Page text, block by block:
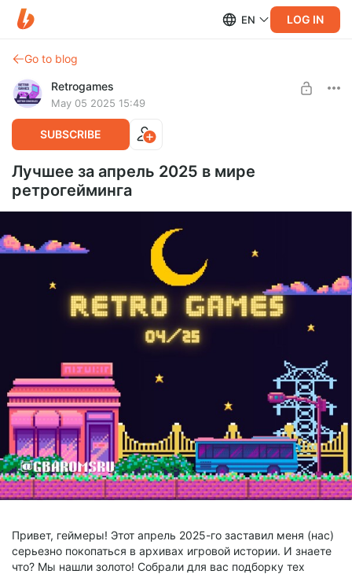
EN LOG IN
Go to blog
Retrogames
May 05 2025 15:49
SUBSCRIBE
Лучшее за апрель 2025 в мире
ретрогейминга
Привет, геймеры! Этот апрель 2025-го заставил меня (нас)
серьезно покопаться в архивах игровой истории. И знаете
что? Мы нашли золото! Собрали для вас подборку тех